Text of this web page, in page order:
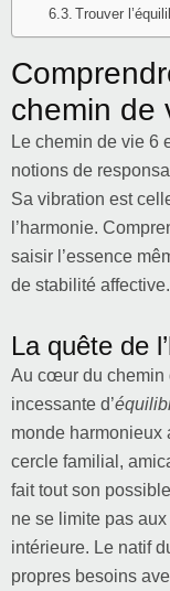
Trouver
chemin de
Le chemin de vie 6
notions de
Sa vibration est
l’harmonie.
saisir l’essence
de stabilité affective.
La quête de
Au cœur du chemin
incessante d’
monde harmonieux
cercle familial,
fait tout son
ne se limite pas
intérieure. Le natif
propres besoins